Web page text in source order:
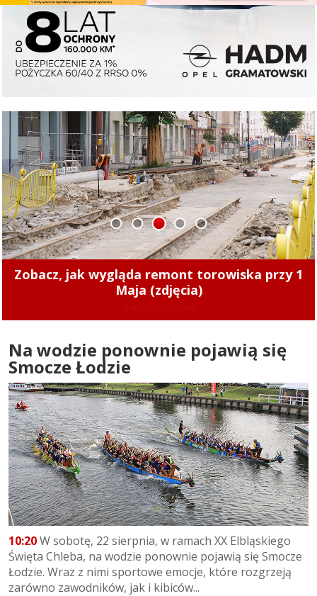
Zobacz, jak wygląda remont torowiska przy 1
Maja (zdjęcia)
1 2 3 4 5
Na wodzie ponownie pojawią się
Smocze Łodzie
10:20W sobotę, 22 sierpnia, w ramach XX Elbląskiego
Święta Chleba, na wodzie ponownie pojawią się Smocze
Łodzie. Wraz z nimi sportowe emocje, które rozgrzeją
zarówno zawodników, jak i kibiców...